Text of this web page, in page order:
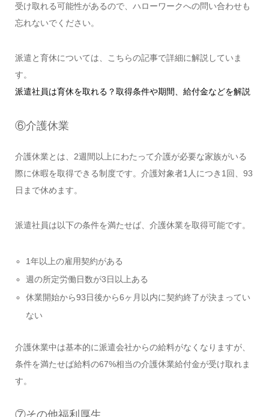
受け取れる可能性があるので、ハローワークへの問い合わせも
忘れないでください。
派遣と育休については、こちらの記事で詳細に解説していま
す。
派遣社員は育休を取れる？取得条件や期間、給付金などを解説
⑥介護休業
介護休業とは、2週間以上にわたって介護が必要な家族がいる
際に休暇を取得できる制度です。介護対象者1人につき1回、93
日まで休めます。
派遣社員は以下の条件を満たせば、介護休業を取得可能です。
1年以上の雇用契約がある
週の所定労働日数が3日以上ある
休業開始から93日後から6ヶ月以内に契約終了が決まってい
ない
介護休業中は基本的に派遣会社からの給料がなくなりますが、
条件を満たせば給料の67%相当の介護休業給付金が受け取れま
す。